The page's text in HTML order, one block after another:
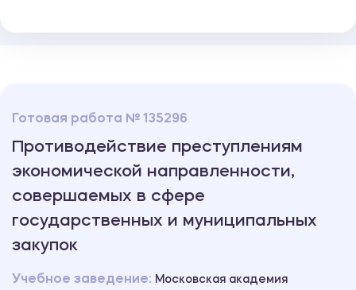
Готовая работа № 135296
Противодействие преступлениям
экономической направленности,
совершаемых в сфере
государственных и муниципальных
закупок
Учебное заведение: Московская академия